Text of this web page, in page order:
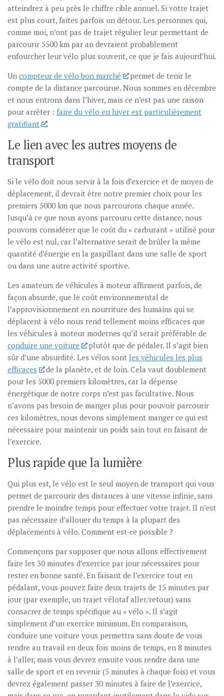
atteindrez à peu près le chiffre cible annuel. Si votre trajet
est plus court, faites parfois un détour. Les personnes qui,
comme moi, n’ont pas de trajet régulier leur permettant de
parcourir 5500 km par an devraient probablement
enfourcher leur vélo plus souvent, ce que je fais aujourd’hui.
Un compteur de vélo bon marché
permet de tenir le
compte de la distance parcourue. Nous sommes en décembre
et nous entrons dans l’hiver, mais ce n’est pas une raison
pour arrêter : faire du vélo en hiver est particulièrement
gratifiant
.
Le lien avec les autres moyens de
transport
Si le vélo doit nous servir à la fois d’exercice et de moyen de
déplacement, il devrait être notre premier choix pour les
premiers 5000 km que nous parcourons chaque année.
Jusqu’à ce que nous ayons parcouru cette distance, nous
pouvons considérer que le coût du « carburant » utilisé pour
le vélo est nul, car l’alternative serait de brûler la même
quantité d’énergie en la gaspillant dans une salle de sport
ou dans une autre activité sportive.
Les amateurs de véhicules à moteur affirment parfois, de
façon absurde, que le coût environnemental de
l’approvisionnement en nourriture des humains qui se
déplacent à vélo nous rend tellement moins efficaces que
les véhicules à moteur modernes qu’il serait préférable de
conduire une voiture
plutôt que de pédaler. Il s’agit bien
sûr d’une absurdité. Les vélos sont les véhicules les plus
efficaces
de la planète, et de loin. Cela vaut doublement
pour les 5000 premiers kilomètres, car la dépense
énergétique de notre corps n’est pas facultative. Nous
n’avons pas besoin de manger plus pour pouvoir parcourir
ces kilomètres, nous devons simplement manger ce qui est
nécessaire pour maintenir un poids sain tout en faisant de
l’exercice.
Plus rapide que la lumière
Qui plus est, le vélo est le seul moyen de transport qui vous
permet de parcourir des distances à une vitesse infinie, sans
prendre le moindre temps pour effectuer votre trajet. Il n’est
pas nécessaire d’allouer du temps à la plupart des
déplacements à vélo. Comment est-ce possible ?
Commençons par supposer que nous allons effectivement
faire les 30 minutes d’exercice par jour nécessaires pour
rester en bonne santé. En faisant de l’exercice tout en
pédalant, vous pouvez faire deux trajets de 15 minutes par
jour (par exemple, un trajet vélotaf aller/retour) sans
consacrer de temps spécifique au « vélo ». Il s’agit
simplement d’un exercice minimum. En comparaison,
conduire une voiture vous permettra sans doute de vous
rendre au travail en deux fois moins de temps, en 8 minutes
à l’aller, mais vous devrez ensuite vous rendre dans une
salle de sport et en revenir (5 minutes à chaque fois) et vous
devrez également passer 30 minutes à faire de l’exercice,